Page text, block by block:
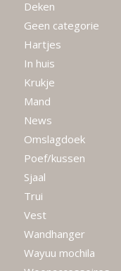
Deken
Geen categorie
Hartjes
In huis
Krukje
Mand
News
Omslagdoek
Poef/kussen
Sjaal
Trui
Vest
Wandhanger
Wayuu mochila